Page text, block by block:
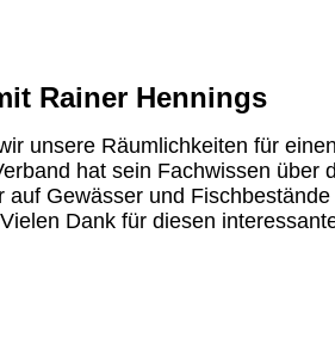
Rainer Hennings
unsere Räumlichkeiten für
hat sein Fachwissen über
auf Gewässer und
Dank für diesen